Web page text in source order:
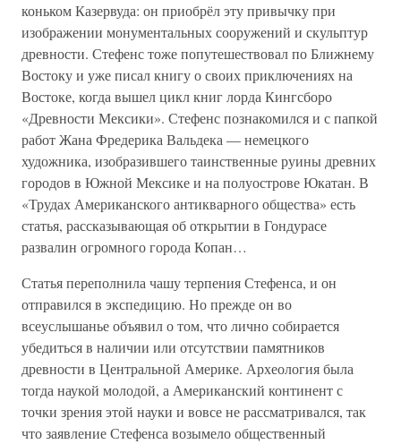
коньком Казервуда: он приобрёл эту привычку при
изображении монументальных сооружений и скульптур
древности. Стефенс тоже попутешествовал по Ближнему
Востоку и уже писал книгу о своих приключениях на
Востоке, когда вышел цикл книг лорда Кингсборо
«Древности Мексики». Стефенс познакомился и с папкой
работ Жана Фредерика Вальдека — немецкого
художника, изобразившего таинственные руины древних
городов в Южной Мексике и на полуострове Юкатан. В
«Трудах Американского антикварного общества» есть
статья, рассказывающая об открытии в Гондурасе
развалин огромного города Копан…
Статья переполнила чашу терпения Стефенса, и он
отправился в экспедицию. Но прежде он во
всеуслышанье объявил о том, что лично собирается
убедиться в наличии или отсутствии памятников
древности в Центральной Америке. Археология была
тогда наукой молодой, а Американский континент с
точки зрения этой науки и вовсе не рассматривался, так
что заявление Стефенса возымело общественный